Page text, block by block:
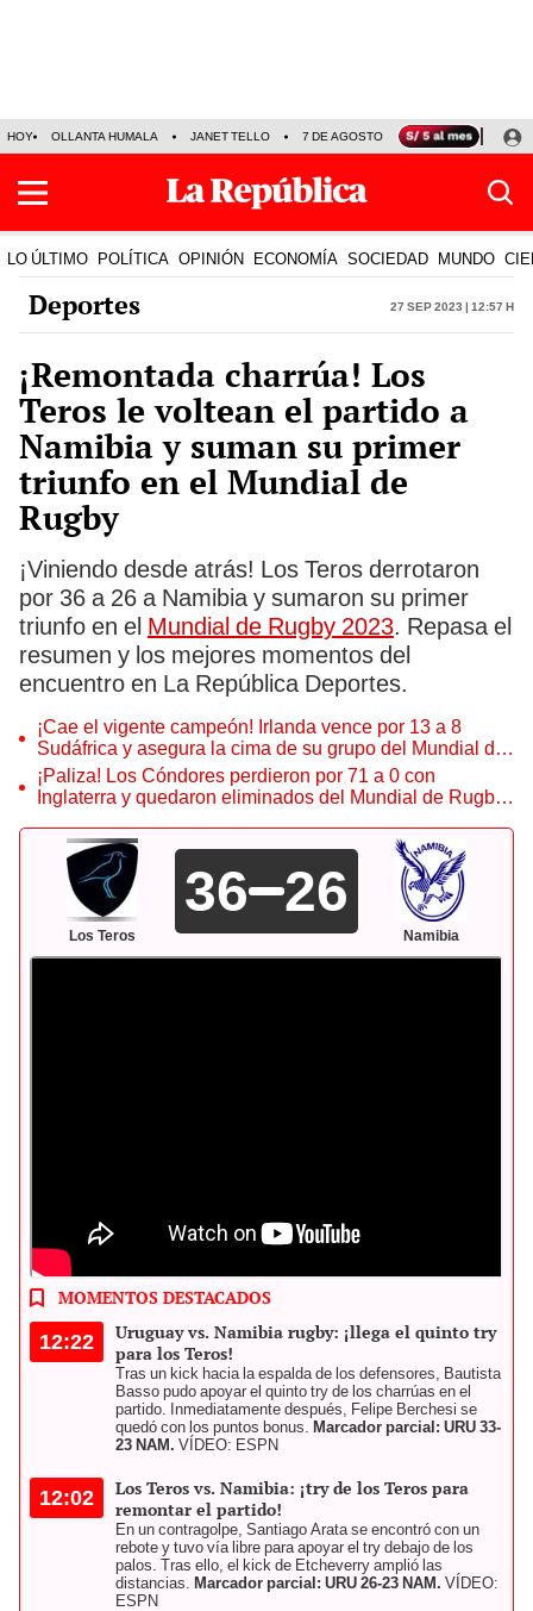
HOY OLLANTA HUMALA JANET TELLO 7 DE AGOSTO TINKA RESULTADOS
LO ÚLTIMO POLÍTICA OPINIÓN ECONOMÍA SOCIEDAD MUNDO
Deportes 27 Sep 2023 | 12:57 h
¡Remontada charrúa! Los
Teros le voltean el partido a
Namibia y suman su primer
triunfo en el Mundial de
Rugby
¡Viniendo desde atrás! Los Teros derrotaron
por 36 a 26 a Namibia y sumaron su primer
triunfo en el Mundial de Rugby 2023. Repasa el
resumen y los mejores momentos del
encuentro en La República Deportes.
¡Cae el vigente campeón! Irlanda vence por 13 a 8
Sudáfrica y asegura la cima de su grupo del Mundial de
Rugby
¡Paliza! Los Cóndores perdieron por 71 a 0 con
Inglaterra y quedaron eliminados del Mundial de Rugby
Los Teros
36 26
Namibia
Revisa cómo quedaron los Teros vs. Namibia. Foto: composición
LR/AFP
MOMENTOS DESTACADOS
12:22
Uruguay vs. Namibia rugby: ¡llega el quinto try
para los Teros!
Tras un kick hacia la espalda de los defensores, Bautista
Basso pudo apoyar el quinto try de los charrúas en el
partido. Inmediatamente después, Felipe Berchesi se
quedó con los puntos bonus.
Marcador parcial: URU 33-
23 NAM. VÍDEO: ESPN
12:02
Los Teros vs. Namibia: ¡try de los Teros para
remontar el partido!
En un contragolpe, Santiago Arata se encontró con un
rebote y tuvo vía libre para apoyar el try debajo de los
palos. Tras ello, el kick de Etcheverry amplió las
distancias.
Marcador parcial: URU 26-23 NAM. VÍDEO:
ESPN